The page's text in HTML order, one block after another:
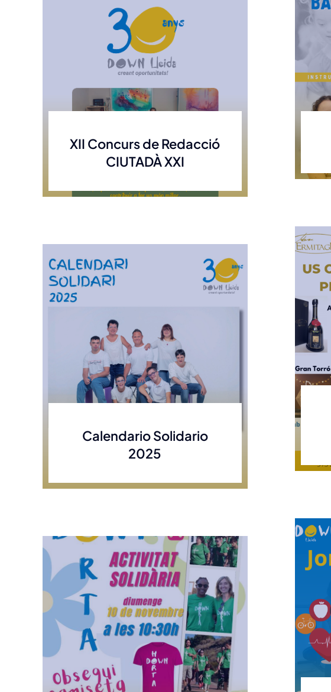
XII Concurs de Redacció
CIUTADÀ XXI
Calendario Solidario
2025